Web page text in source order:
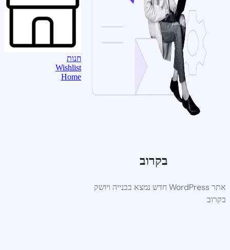
בקרוב
אתר WordPress חדש נמצא בבנייה ויושק
בקרוב
חנות
Wishlist
Home